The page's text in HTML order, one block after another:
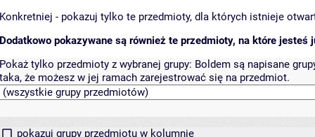
Konkretniej - pokazuj tylko te przedmioty, dla których istnieje
Dodatkowo pokazywane są również te przedmioty, na które jesteś
Pokaż tylko przedmioty z wybranej grupy: Boldem są napisane
taka, że możesz w jej ramach zarejestrować się na przedmiot.
pokazuj grupy przedmiotu w kolumnie